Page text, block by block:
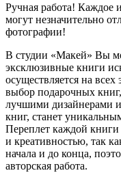
Ручная работа! Каждое
могут незначительно
фотографии!
В студии «Макей» Вы
эксклюзивные книги
осуществляется на
выбор подарочных
лучшими дизайнерами и
книг, станет
Переплет каждой
и креативностью, так
начала и до конца,
авторская работа.